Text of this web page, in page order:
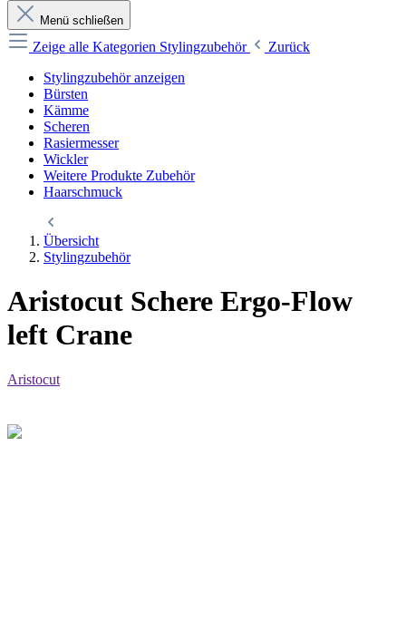
Menü schließen
Zeige alle Kategorien Stylingzubehör
Zurück
Stylingzubehör anzeigen
Bürsten
Kämme
Scheren
Rasiermesser
Wickler
Weitere Produkte Zubehör
Haarschmuck
Übersicht
Stylingzubehör
Aristocut Schere Ergo-Flow
left Crane
Aristocut